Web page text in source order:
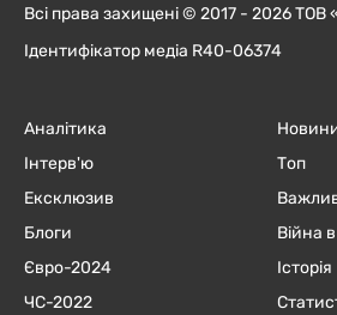
Всі права захищені © 2017 - 2026
Ідентифікатор медіа R40-06374
Аналітика
Інтерв'ю
Ексклюзив
Блоги
Євро-2024
ЧC-2022
Топ
Війна
Історія